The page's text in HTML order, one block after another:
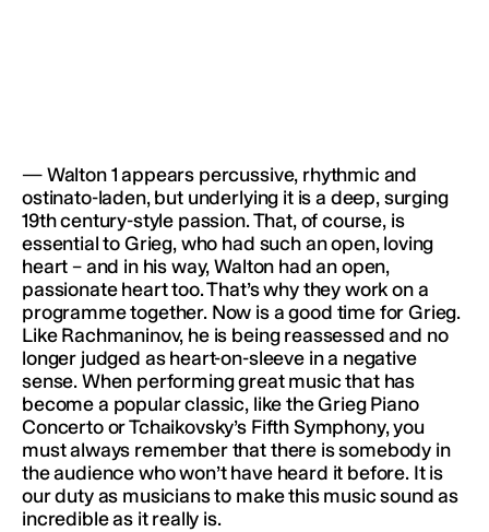
— Walton 1 appears percussive, rhythmic and
ostinato-laden, but underlying it is a deep, surging
19th century-style passion. That, of course, is
essential to Grieg, who had such an open, loving
heart – and in his way, Walton had an open,
passionate heart too. That’s why they work on a
programme together. Now is a good time for Grieg.
Like Rachmaninov, he is being reassessed and no
longer judged as heart-on-sleeve in a negative
sense. When performing great music that has
become a popular classic, like the Grieg Piano
Concerto or Tchaikovsky’s Fifth Symphony, you
must always remember that there is somebody in
the audience who won’t have heard it before. It is
our duty as musicians to make this music sound as
incredible as it really is.